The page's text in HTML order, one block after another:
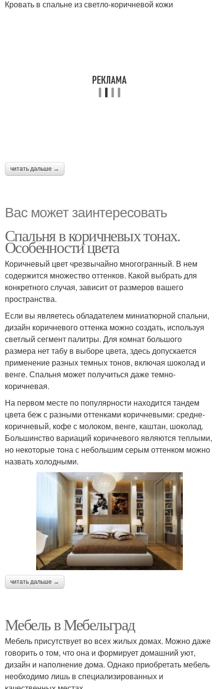
Кровать в спальне из светло-коричневой кожи
читать дальше →
Вас может заинтересовать
Спальня в коричневых тонах.
Особенности цвета
Коричневый цвет чрезвычайно многогранный. В нем
содержится множество оттенков. Какой выбрать для
конкретного случая, зависит от размеров вашего
пространства.
Если вы являетесь обладателем миниатюрной спальни,
дизайн коричневого оттенка можно создать, используя
светлый сегмент палитры. Для комнат большого
размера нет табу в выборе цвета, здесь допускается
применение разных темных тонов, включая шоколад и
венге. Спальня может получиться даже темно-
коричневая.
На первом месте по популярности находится тандем
цвета беж с разными оттенками коричневыми: средне-
коричневый, кофе с молоком, венге, каштан, шоколад.
Большинство вариаций коричневого являются теплыми,
но некоторые тона с небольшим серым оттенком можно
назвать холодными.
читать дальше →
Мебель в Мебельград
Мебель присутствует во всех жилых домах. Можно даже
говорить о том, что она и формирует домашний уют,
дизайн и наполнение дома. Однако приобретать мебель
необходимо лишь в специализированных и